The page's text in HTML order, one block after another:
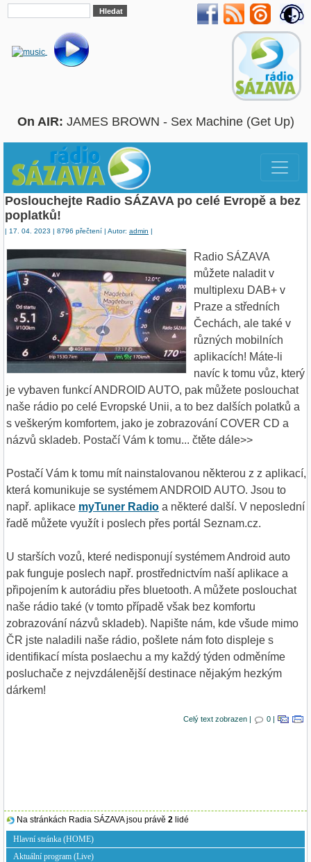
On AIR: JAMES BROWN - Sex Machine (Get Up)
Poslouchejte Radio SÁZAVA po celé Evropě a bez
poplatků!
| 17. 04. 2023 | 8796 přečtení | Autor: admin |
Radio SÁZAVA
můžete naladit v
multiplexu DAB+ v
Praze a středních
Čechách, ale také v
různých mobilních
aplikacích! Máte-li
navíc k tomu vůz, který
je vybaven funkcí ANDROID AUTO, pak můžete poslouchat
naše rádio po celé Evropské Unii, a to bez dalších polatků a
s veškerým komfortem, jako je zobrazování COVER CD a
názvů skladeb. Postačí Vám k tomu... čtěte dále>>
Postačí Vám k tomu mít nainstalovanou některou z z aplikací,
která komunikuje se systémem ANDROID AUTO. Jsou to
např. aplikace myTuner Radio a některé další. V neposlední
řadě můžete využít i poslech přes portál Seznam.cz.
U starších vozů, které nedisponují systémem Android auto
pak funguje poslech např. prostřednictvím naší aplikace a
připojením k autorádiu přes bluetooth. A můžete poslouchat
naše rádio také (v tomto případě však bez komfortu
zobrazování názvů skladeb). Napište nám, kde všude mimo
ČR jste naladili naše rádio, pošlete nám foto displeje s
identifikací místa poslaechu a my každý týden odměníme
posluchače z nejvzdálenější destinace nějakým hezkým
dárkem!
Celý text zobrazen | 0 |
Na stránkách Radia SÁZAVA jsou právě 2 lidé
Hlavní stránka (HOME)
Aktuální program (Live)